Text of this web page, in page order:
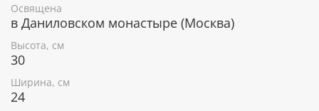
Лик изготовлен методом УФ-печати в России.
Освящен в Даниловском монастыре по всем
канонам Православной церкви. Икона поставляется
в коробке с изображением монастыря, к каждой
иконе прилагается сертификат.
Серебряное покрытие, ценные породы
Освящена
в Даниловском монастыре (Москва)
Высота, см
30
Ширина, см
24